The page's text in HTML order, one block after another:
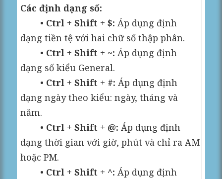
Các định dạng số:
• Ctrl + Shift + $:Áp dụng định
dạng tiền tệ với hai chữ số thập phân.
• Ctrl + Shift + ~: Áp dụng định
dạng số kiểu General.
• Ctrl + Shift + #: Áp dụng định
dạng ngày theo kiểu: ngày, tháng và
năm.
• Ctrl + Shift + @: Áp dụng định
dạng thời gian với giờ, phút và chỉ ra AM
hoặc PM.
• Ctrl + Shift + ^: Áp dụng định